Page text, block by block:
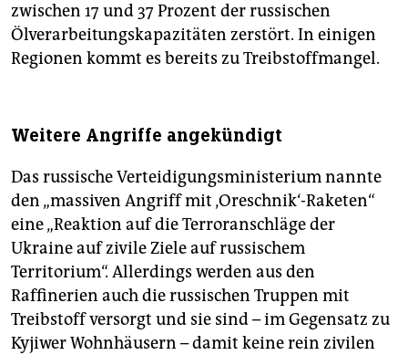
zwischen 17 und 37 Prozent der russischen
Ölverarbeitungskapazitäten zerstört. In einigen
Regionen kommt es bereits zu Treibstoffmangel.
Weitere Angriffe angekündigt
Das russische Verteidigungsministerium nannte
den „massiven Angriff mit ‚Oreschnik‘-Raketen“
eine „Reaktion auf die Terroranschläge der
Ukraine auf zivile Ziele auf russischem
Territorium“. Allerdings werden aus den
Raffinerien auch die russischen Truppen mit
Treibstoff versorgt und sie sind – im Gegensatz zu
Kyjiwer Wohnhäusern – damit keine rein zivilen